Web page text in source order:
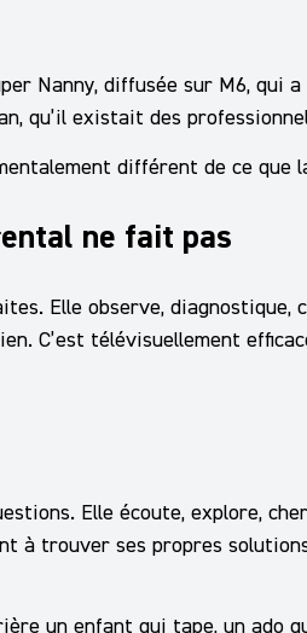
Nanny, diffusée sur M6,
existait des
différent de ce que
ne fait pas
Elle observe,
C’est télévisuellement
Elle écoute, explore,
trouver ses propres
un enfant qui tape, un ado